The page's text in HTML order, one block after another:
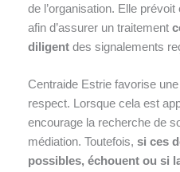
de l’organisation. Elle
afin d’assurer un traitement
diligent des signalements
Centraide Estrie favorise
respect. Lorsque cela est
encourage la recherche de
médiation. Toutefois, si ces
possibles, échouent ou si